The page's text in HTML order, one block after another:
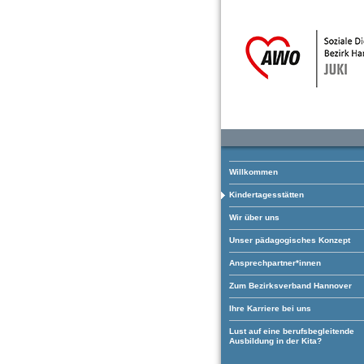
Willkommen
Kindertagesstätten
Wir über uns
Unser pädagogisches Konzept
Ansprechpartner*innen
Zum Bezirksverband Hannover
Ihre Karriere bei uns
Lust auf eine berufsbegleitende
Ausbildung in der Kita?